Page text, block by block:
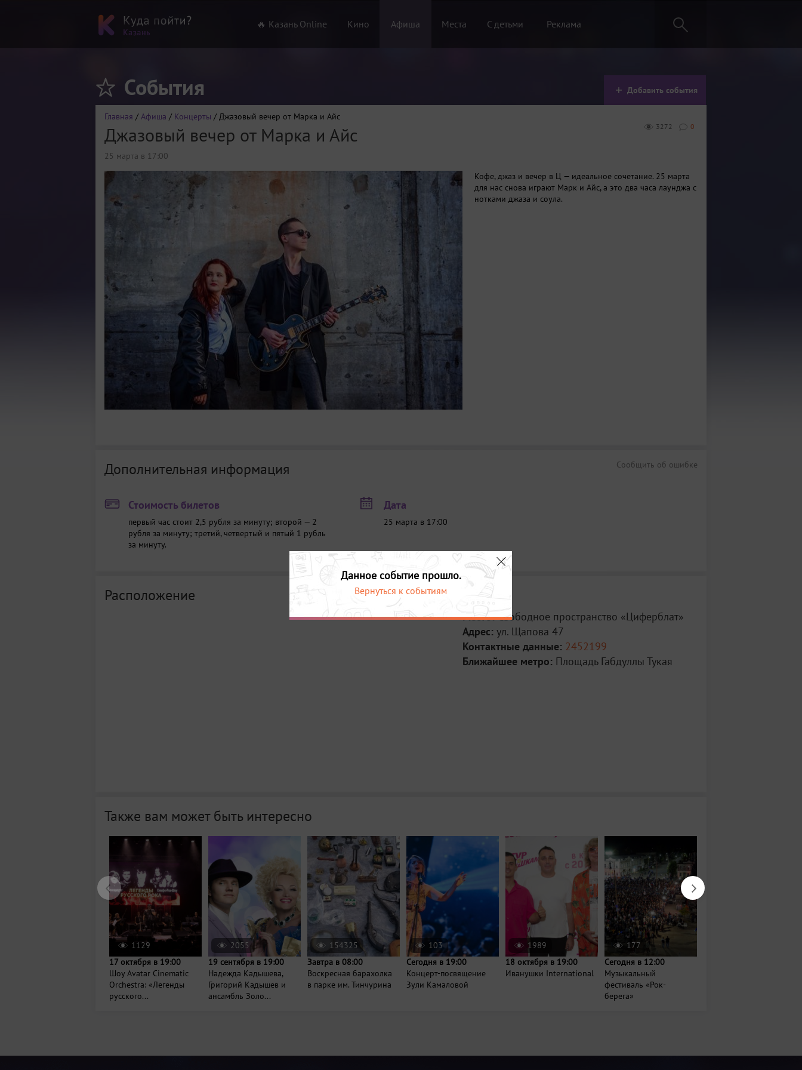
🔥 Казань Online Кино Афиша Места С детьми Реклама
События Добавить события
Главная / Афиша / Концерты / Джазовый вечер от Марка и Айс
0
3272
Джазовый вечер от Марка и Айс
25 марта в 17:00
Кофе, джаз и вечер в Ц — идеальное сочетание. 25 марта
для нас снова играют Марк и Айс, а это два часа лаунджа с
нотками джаза и соула.
Сообщить об ошибке
Дополнительная информация
Стоимость билетов
первый час стоит 2,5 рубля за минуту; второй — 2
рубля за минуту; третий, четвертый и пятый 1 рубль
за минуту.
Дата
25 марта в 17:00
Расположение
Место: Свободное пространство «Циферблат»
Адрес: ул. Щапова 47
Контактные данные: 2452199
Ближайшее метро: Площадь Габдуллы Тукая
Также вам может быть интересно
1129
17 октября в 19:00
Шоу Avatar Cinematic
Orchestra: «Легенды
русского...
2055
19 сентября в 19:00
Надежда Кадышева,
Григорий Кадышев и
ансамбль Золо...
154325
Завтра в 08:00
Воскресная барахолка
в парке им. Тинчурина
103
Сегодня в 19:00
Концерт-посвящение
Зули Камаловой
1989
18 октября в 19:00
Иванушки International
177
Сегодня в 12:00
Музыкальный
фестиваль «Рок-
берега»
Данное событие прошло.
Вернуться к событиям